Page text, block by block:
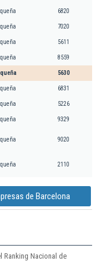
6820
7020
5611
8559
5630
6831
5226
9329
9020
2110
de Barcelona
Ranking Nacional de